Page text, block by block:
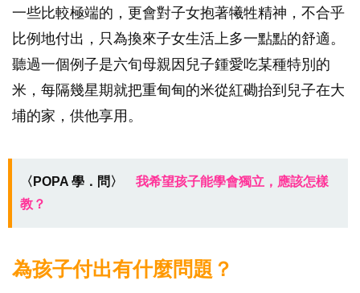
一些比較極端的，更會對子女抱著犧牲精神，不合乎
比例地付出，只為換來子女生活上多一點點的舒適。
聽過一個例子是六旬母親因兒子鍾愛吃某種特別的
米，每隔幾星期就把重甸甸的米從紅磡抬到兒子在大
埔的家，供他享用。
〈POPA 學．問〉
我希望孩子能學會獨立，應該怎樣
教？
為孩子付出有什麼問題？